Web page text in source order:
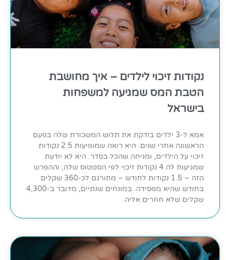
נקודות זיכוי לילדים – איך מחושבת
הטבת המס שמגיעה למשפחות
בישראל
אמא ל-3 ילדים בודקת את תלוש המשכורת שלה בפעם
הראשונה אחרי שנים. היא רואה שמופיעות 2.5 נקודות
זיכוי על הילדים, ומניחה שהכל בסדר. היא לא יודעת
שמגיעות לה 4 נקודות זיכוי לפי הסטטוס שלה, וההפרש
הזה – 1.5 נקודות לחודש – מתורגם לכ-360 שקלים
בחודש שהיא מפסידה. במונחים שנתיים, מדובר ב-4,300
שקלים שלא חוזרים אליה.